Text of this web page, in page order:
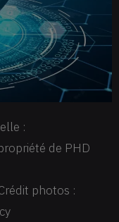
:
de PHD
photos :